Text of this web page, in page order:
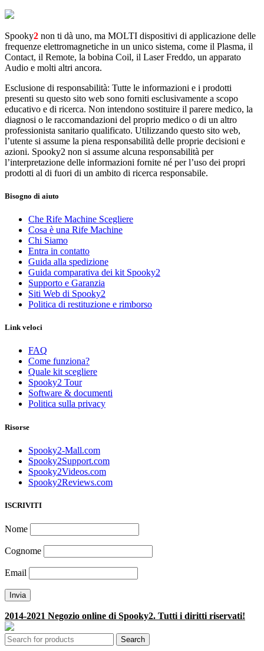
Spooky2 non ti dà uno, ma MOLTI dispositivi di applicazione delle
frequenze elettromagnetiche in un unico sistema, come il Plasma, il
Contact, il Remote, la bobina Coil, il Laser Freddo, un apparato
Audio e molti altri ancora.
Esclusione di responsabilità: Tutte le informazioni e i prodotti
presenti su questo sito web sono forniti esclusivamente a scopo
educativo e di ricerca. Non intendono sostituire il parere medico, la
diagnosi o le raccomandazioni del proprio medico o di un altro
professionista sanitario qualificato. Utilizzando questo sito web,
l’utente si assume la piena responsabilità delle proprie decisioni e
azioni. Spooky2 non si assume alcuna responsabilità per
l’interpretazione delle informazioni fornite né per l’uso dei propri
prodotti al di fuori di un ambito di ricerca responsabile.
Bisogno di aiuto
Che Rife Machine Scegliere
Cosa è una Rife Machine
Chi Siamo
Entra in contatto
Guida alla spedizione
Guida comparativa dei kit Spooky2
Supporto e Garanzia
Siti Web di Spooky2
Politica di restituzione e rimborso
Link veloci
FAQ
Come funziona?
Quale kit scegliere
Spooky2 Tour
Software & documenti
Politica sulla privacy
Risorse
Spooky2-Mall.com
Spooky2Support.com
Spooky2Videos.com
Spooky2Reviews.com
ISCRIVITI
Nome
Cognome
Email
2014-2021 Negozio online di Spooky2. Tutti i diritti riservati!
Search